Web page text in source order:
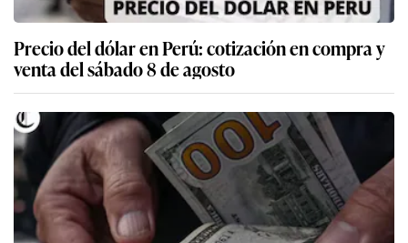
Precio del dólar en Perú: cotización en compra y
venta del sábado 8 de agosto